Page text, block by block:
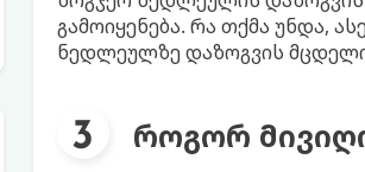
გამოიყენება. რა თქმა უნდა,
ნედლეულზე დაზოგვის
როგორ